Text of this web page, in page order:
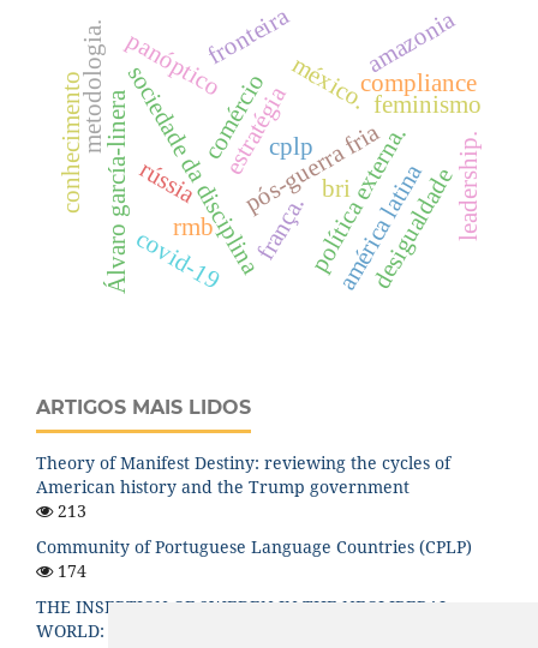
cplp
sociedade da disciplina
rmb
comércio
política externa.
pós-guerra fria
rússia
Álvaro garcía-linera bri
panóptico méxico.
américa latina
feminismo
metodologia.
conhecimento
fronteira
compliance
desigualdade
amazonia
frança.
estratégia
leadership.
covid-19
ARTIGOS MAIS LIDOS
Theory of Manifest Destiny: reviewing the cycles of
American history and the Trump government
213
Community of Portuguese Language Countries (CPLP)
174
THE INSERTION OF SWEDEN IN THE NEOLIBERAL
WORLD: A HISTORICAL ANALYSIS